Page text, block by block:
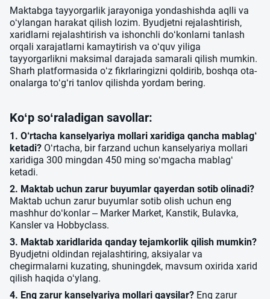
Maktabga tayyorgarlik jarayoniga yondashishda aqlli va
o‘ylangan harakat qilish lozim. Byudjetni rejalashtirish,
xaridlarni rejalashtirish va ishonchli do‘konlarni tanlash
orqali xarajatlarni kamaytirish va o‘quv yiliga
tayyorgarlikni maksimal darajada samarali qilish mumkin.
Sharh platformasida o‘z fikrlaringizni qoldirib, boshqa ota-
onalarga to‘g‘ri tanlov qilishda yordam bering.
Ko‘p so‘raladigan savollar:
1. O‘rtacha kanselyariya mollari xaridiga qancha mablag‘
ketadi? O‘rtacha, bir farzand uchun kanselyariya mollari
xaridiga 300 mingdan 450 ming so‘mgacha mablag‘
ketadi.
2. Maktab uchun zarur buyumlar qayerdan sotib olinadi?
Maktab uchun zarur buyumlar sotib olish uchun eng
mashhur do‘konlar – Marker Market, Kanstik, Bulavka,
Kansler va Hobbyclass.
3. Maktab xaridlarida qanday tejamkorlik qilish mumkin?
Byudjetni oldindan rejalashtiring, aksiyalar va
chegirmalarni kuzating, shuningdek, mavsum oxirida xarid
qilish haqida o‘ylang.
4. Eng zarur kanselyariya mollari qaysilar? Eng zarur